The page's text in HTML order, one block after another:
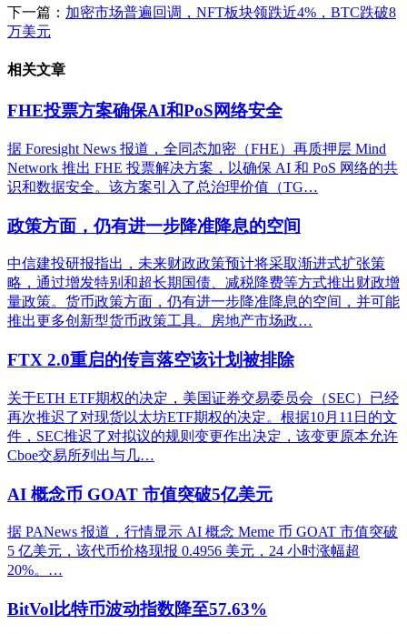
下一篇： 加密市场普遍回调，NFT板块领跌近4%，BTC跌破8
万美元
相关文章
FHE投票方案确保AI和PoS网络安全
据 Foresight News 报道，全同态加密（FHE）再质押层 Mind
Network 推出 FHE 投票解决方案，以确保 AI 和 PoS 网络的共
识和数据安全。该方案引入了总治理价值（TG…
政策方面，仍有进一步降准降息的空间
中信建投研报指出，未来财政政策预计将采取渐进式扩张策
略，通过增发特别和超长期国债、减税降费等方式推出财政增
量政策。货币政策方面，仍有进一步降准降息的空间，并可能
推出更多创新型货币政策工具。房地产市场政…
FTX 2.0重启的传言落空该计划被排除
关于ETH ETF期权的决定，美国证券交易委员会（SEC）已经
再次推迟了对现货以太坊ETF期权的决定。根据10月11日的文
件，SEC推迟了对拟议的规则变更作出决定，该变更原本允许
Cboe交易所列出与几…
AI 概念币 GOAT 市值突破5亿美元
据 PANews 报道，行情显示 AI 概念 Meme 币 GOAT 市值突破
5 亿美元，该代币价格现报 0.4956 美元，24 小时涨幅超
20%。…
BitVol比特币波动指数降至57.63%